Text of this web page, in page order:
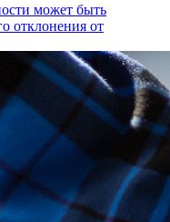
может быть
отклонения от